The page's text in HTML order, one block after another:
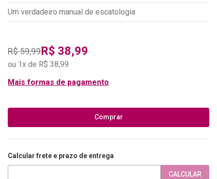
Um verdadeiro manual de escatologia
R$59,99R$ 38,99
ou 1 x de R$ 38,99
Mais formas de pagamento
Comprar
Calcular frete e prazo de entrega
CALCULAR